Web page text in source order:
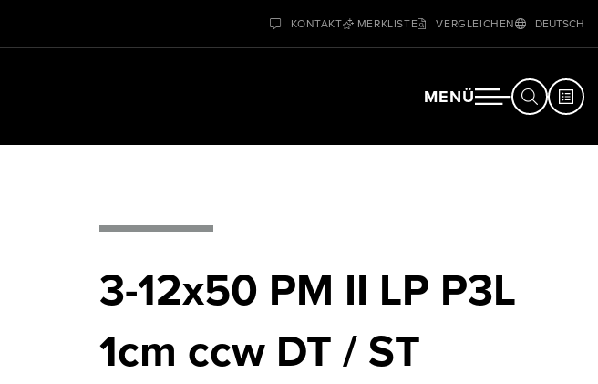
KONTAKT MERKLISTE VERGLEICHEN DEUTSCH
MENÜ
3-12x50 PM II LP P3L
1cm ccw DT / ST